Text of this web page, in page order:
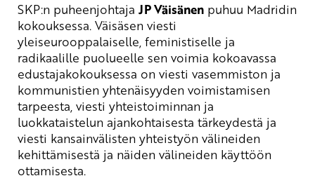
SKP:n puheenjohtaja JP Väisänen puhuu Madridin
kokouksessa. Väisäsen viesti
yleiseurooppalaiselle, feministiselle ja
radikaalille puolueelle sen voimia kokoavassa
edustajakokouksessa on viesti vasemmiston ja
kommunistien yhtenäisyyden voimistamisen
tarpeesta, viesti yhteistoiminnan ja
luokkataistelun ajankohtaisesta tärkeydestä ja
viesti kansainvälisten yhteistyön välineiden
kehittämisestä ja näiden välineiden käyttöön
ottamisesta.